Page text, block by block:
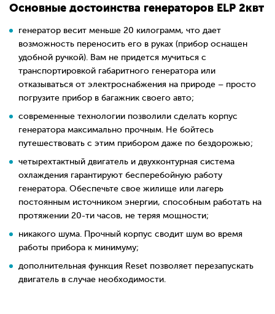
Основные достоинства генераторов ELP 2квт
генератор весит меньше 20 килограмм, что дает
возможность переносить его в руках (прибор оснащен
удобной ручкой). Вам не придется мучиться с
транспортировкой габаритного генератора или
отказываться от электроснабжения на природе – просто
погрузите прибор в багажник своего авто;
современные технологии позволили сделать корпус
генератора максимально прочным. Не бойтесь
путешествовать с этим прибором даже по бездорожью;
четырехтактный двигатель и двухконтурная система
охлаждения гарантируют бесперебойную работу
генератора. Обеспечьте свое жилище или лагерь
постоянным источником энергии, способным работать на
протяжении 20-ти часов, не теряя мощности;
никакого шума. Прочный корпус сводит шум во время
работы прибора к минимуму;
дополнительная функция Reset позволяет перезапускать
двигатель в случае необходимости.